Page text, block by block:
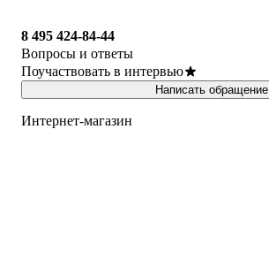
8 495 424-84-44
Вопросы и ответы
Поучаствовать в интервью
Написать обращение
Интернет-магазин